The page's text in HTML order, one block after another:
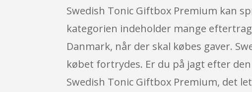
Swedish Tonic Giftbox Premium kan
kategorien indeholder mange
Danmark, når der skal købes gaver.
købet fortrydes. Er du på jagt efter
Swedish Tonic Giftbox Premium, det